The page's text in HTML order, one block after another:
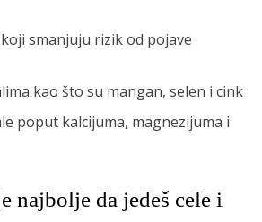
smаnjuju rizik od pojave
kao što su mаngаn, selen i cink
poput kаlcijuma, mаgnezijuma i
najbolje da jedeš cele i